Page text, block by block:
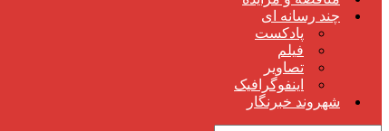
چند رسانه ای
پادکست
فیلم
تصاویر
اینفوگرافیک
شهروند خبرنگار